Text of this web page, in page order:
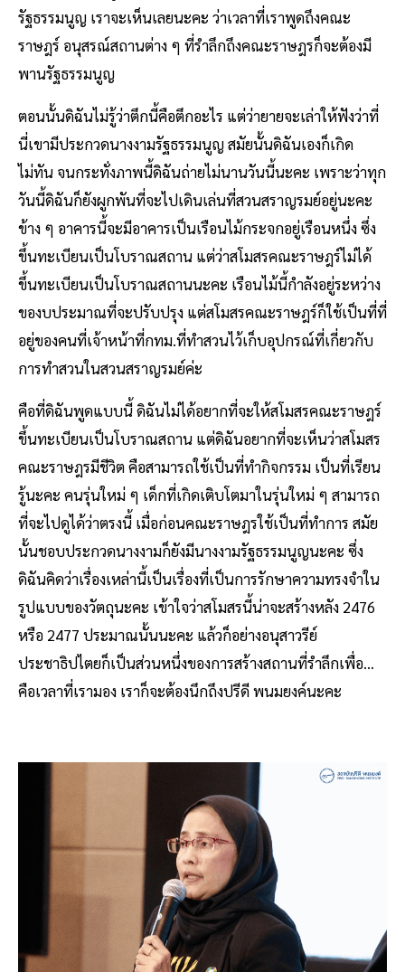
รัฐธรรมนูญ เราจะเห็นเลยนะคะ ว่าเวลาที่เราพูดถึงคณะ
ราษฎร์ อนุสรณ์สถานต่าง ๆ ที่รำลึกถึงคณะราษฎรก็จะต้องมี
พานรัฐธรรมนูญ
ตอนนั้นดิฉันไม่รู้ว่าตึกนี้คือตึกอะไร แต่ว่ายายจะเล่าให้ฟังว่าที่
นี่เขามีประกวดนางงามรัฐธรรมนูญ สมัยนั้นดิฉันเองก็เกิด
ไม่ทัน จนกระทั่งภาพนี้ดิฉันถ่ายไม่นานวันนี้นะคะ เพราะว่าทุก
วันนี้ดิฉันก็ยังผูกพันที่จะไปเดินเล่นที่สวนสราญรมย์อยู่นะคะ
ข้าง ๆ อาคารนี้จะมีอาคารเป็นเรือนไม้กระจกอยู่เรือนหนึ่ง ซึ่ง
ขึ้นทะเบียนเป็นโบราณสถาน แต่ว่าสโมสรคณะราษฎร์ไม่ได้
ขึ้นทะเบียนเป็นโบราณสถานนะคะ เรือนไม้นี้กำลังอยู่ระหว่าง
ของบประมาณที่จะปรับปรุง แต่สโมสรคณะราษฎร์ก็ใช้เป็นที่ที่
อยู่ของคนที่เจ้าหน้าที่กทม.ที่ทำสวนไว้เก็บอุปกรณ์ที่เกี่ยวกับ
การทำสวนในสวนสราญรมย์ค่ะ
คือที่ดิฉันพูดแบบนี้ ดิฉันไม่ได้อยากที่จะให้สโมสรคณะราษฎร์
ขึ้นทะเบียนเป็นโบราณสถาน แต่ดิฉันอยากที่จะเห็นว่าสโมสร
คณะราษฎรมีชีวิต คือสามารถใช้เป็นที่ทำกิจกรรม เป็นที่เรียน
รู้นะคะ คนรุ่นใหม่ ๆ เด็กที่เกิดเติบโตมาในรุ่นใหม่ ๆ สามารถ
ที่จะไปดูได้ว่าตรงนี้ เมื่อก่อนคณะราษฎรใช้เป็นที่ทำการ สมัย
นั้นชอบประกวดนางงามก็ยังมีนางงามรัฐธรรมนูญนะคะ ซึ่ง
ดิฉันคิดว่าเรื่องเหล่านี้เป็นเรื่องที่เป็นการรักษาความทรงจำใน
รูปแบบของวัตถุนะคะ เข้าใจว่าสโมสรนี้น่าจะสร้างหลัง 2476
หรือ 2477 ประมาณนั้นนะคะ แล้วก็อย่างอนุสาวรีย์
ประชาธิปไตยก็เป็นส่วนหนึ่งของการสร้างสถานที่รำลึกเพื่อ…
คือเวลาที่เรามอง เราก็จะต้องนึกถึงปรีดี พนมยงค์นะคะ